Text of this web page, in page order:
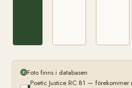
Foto finns i databasen
Poetic Justice RC 81 —